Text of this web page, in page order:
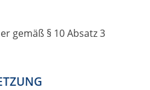
gemäß § 10 Absatz 3